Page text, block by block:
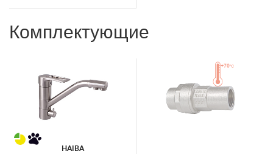
Комплектующие
HAIBA